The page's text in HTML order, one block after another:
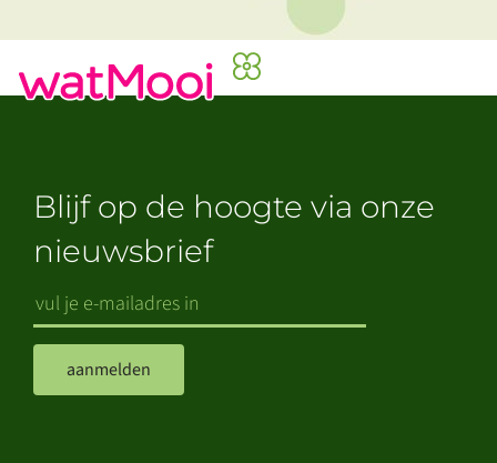
Blijf op de hoogte via onze
nieuwsbrief
aanmelden